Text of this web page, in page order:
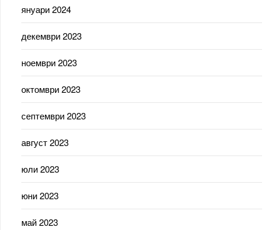
януари 2024
декември 2023
ноември 2023
октомври 2023
септември 2023
август 2023
юли 2023
юни 2023
май 2023